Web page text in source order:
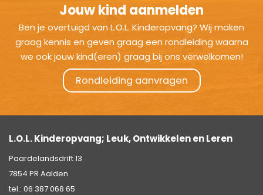
Jouw kind aanmelden
Ben je overtuigd van L.O.L. Kinderopvang? Wij maken
graag kennis en geven graag een rondleiding waarna
we ook jouw kind(eren) graag bij ons verwelkomen!
Rondleiding aanvragen
L.O.L. Kinderopvang; Leuk, Ontwikkelen en Leren
Paardelandsdrift 13
7854 PR Aalden
tel.: 06 387 068 65